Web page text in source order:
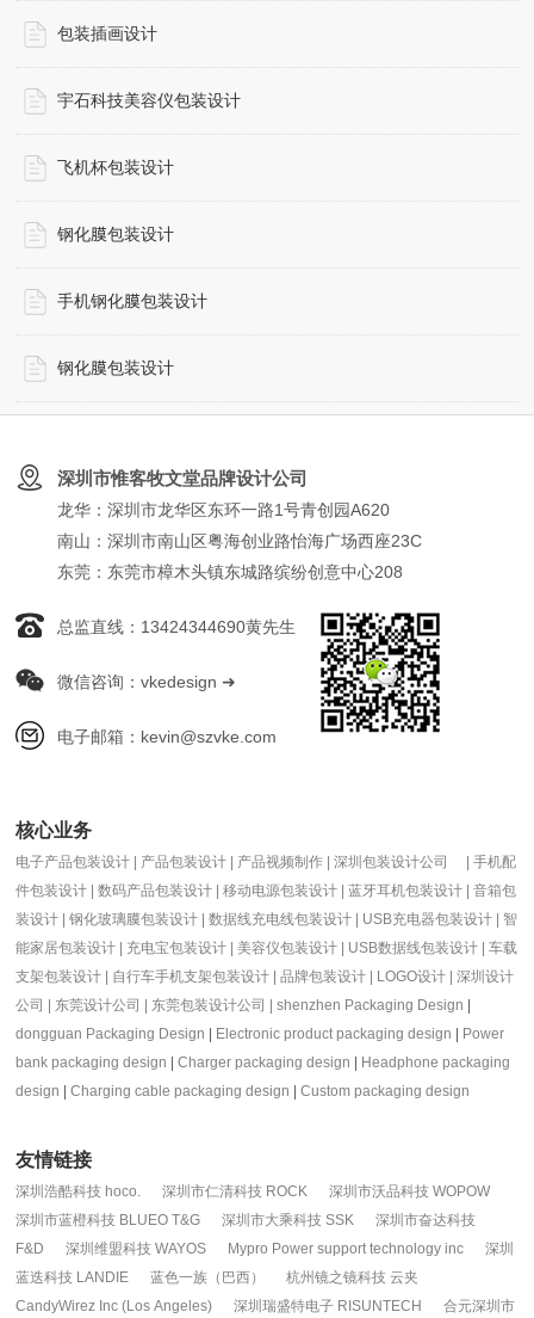
包装插画设计
宇石科技美容仪包装设计
飞机杯包装设计
钢化膜包装设计
手机钢化膜包装设计
钢化膜包装设计
深圳市惟客牧文堂品牌设计公司
龙华：深圳市龙华区东环一路1号青创园A620
南山：深圳市南山区粤海创业路怡海广场西座23C
东莞：东莞市樟木头镇东城路缤纷创意中心208
总监直线：13424344690黄先生
微信咨询：vkedesign ➜
电子邮箱：kevin@szvke.com
核心业务
电子产品包装设计 | 产品包装设计 | 产品视频制作 | 深圳包装设计公司 |手机配
件包装设计 |数码产品包装设计 |移动电源包装设计 |蓝牙耳机包装设计 |音箱包
装设计 |钢化玻璃膜包装设计 |数据线充电线包装设计 | USB充电器包装设计 | 智
能家居包装设计 | 充电宝包装设计 |美容仪包装设计 | USB数据线包装设计 |车载
支架包装设计 | 自行车手机支架包装设计 |品牌包装设计 | LOGO设计 |深圳设计
公司 | 东莞设计公司 | 东莞包装设计公司 |shenzhen Packaging Design |
dongguan Packaging Design | Electronic product packaging design | Power
bank packaging design |Charger packaging design | Headphone packaging
design |Charging cable packaging design |Custom packaging design
友情链接
深圳浩酷科技 hoco. 深圳市仁清科技 ROCK
深圳市沃品科技 WOPOW
深圳市蓝橙科技 BLUEO T&G
深圳市大乘科技 SSK
深圳市奋达科技
F&D
深圳维盟科技 WAYOS Mypro Power support technology inc
深圳
蓝迭科技 LANDIE
蓝色一族（巴西）
杭州镜之镜科技 云夹
CandyWirez Inc (Los Angeles)
深圳瑞盛特电子 RISUNTECH 合元深圳市